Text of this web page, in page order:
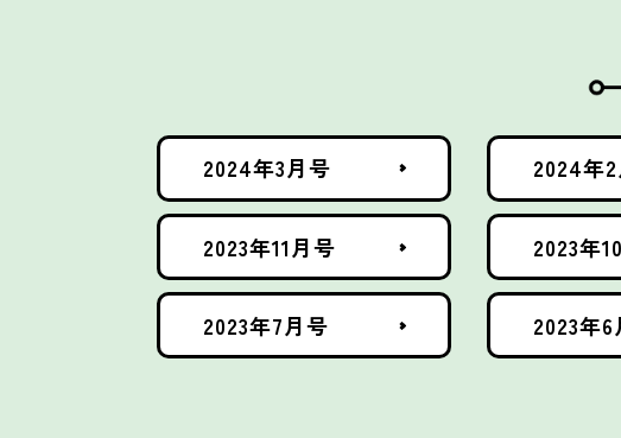
2024年3月号 2024年
2023年11月号 2023年
2023年7月号 2023年